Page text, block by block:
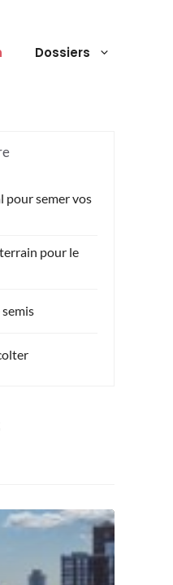
Dossiers
pour semer vos
pour le
semis